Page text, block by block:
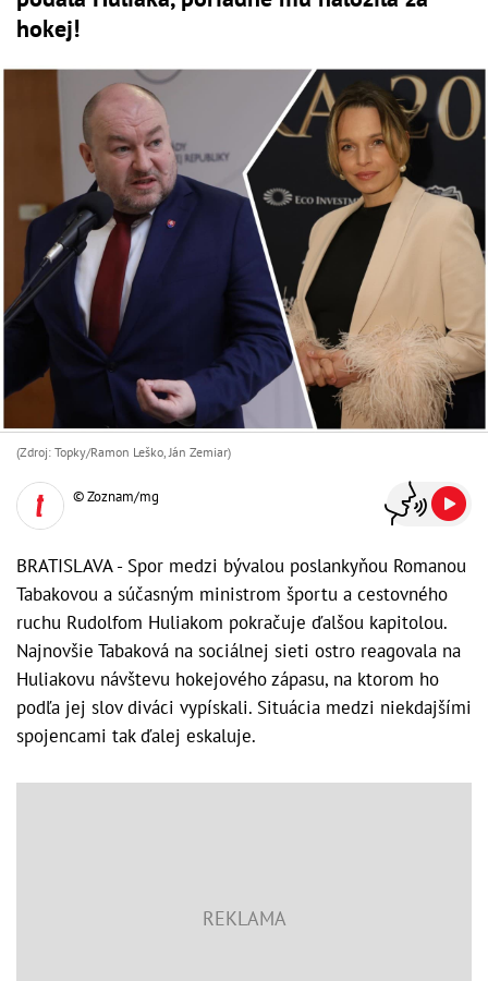
hokej!
(Zdroj: Topky/Ramon Leško, Ján Zemiar)
© Zoznam/mg
BRATISLAVA - Spor medzi bývalou poslankyňou Romanou
Tabakovou a súčasným ministrom športu a cestovného
ruchu Rudolfom Huliakom pokračuje ďalšou kapitolou.
Najnovšie Tabaková na sociálnej sieti ostro reagovala na
Huliakovu návštevu hokejového zápasu, na ktorom ho
podľa jej slov diváci vypískali. Situácia medzi niekdajšími
spojencami tak ďalej eskaluje.